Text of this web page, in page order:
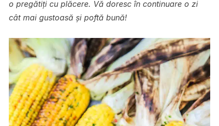
o pregătiți cu plăcere. Vă doresc în continuare o zi
cât mai gustoasă și poftă bună!